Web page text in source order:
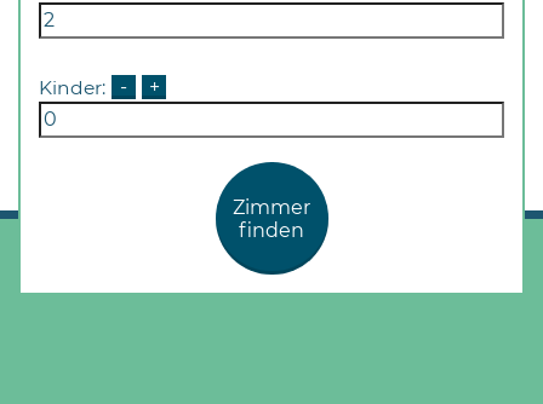
Kinder: - +
Zimmer
finden